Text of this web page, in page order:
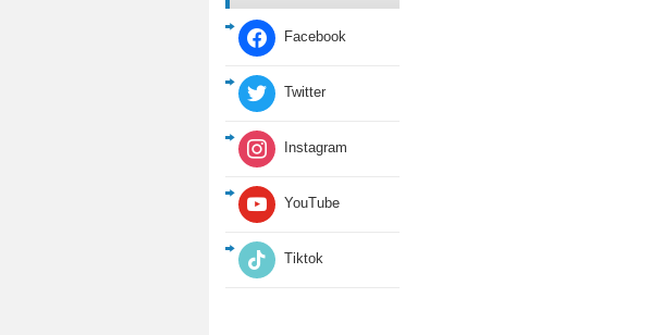
Facebook
Twitter
Instagram
YouTube
Tiktok